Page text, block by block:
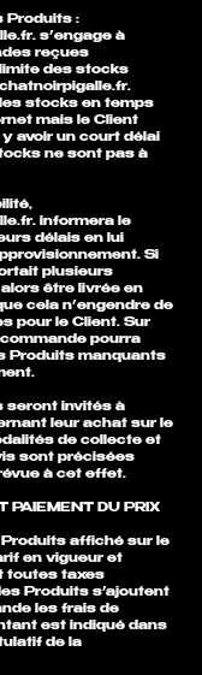
Produits :
. s’engage à
reçues
des stocks
.
stocks en temps
mais le Client
avoir un court délai
ne sont pas à
. informera le
délais en lui
Si
plusieurs
être livrée en
cela n’engendre de
pour le Client. Sur
pourra
Produits manquants
seront invités à
leur achat sur le
de collecte et
sont précisées
à cet effet.
PAIEMENT DU PRIX
Produits affiché sur le
en vigueur et
toutes taxes
Produits s’ajoutent
les frais de
est indiqué dans
de la